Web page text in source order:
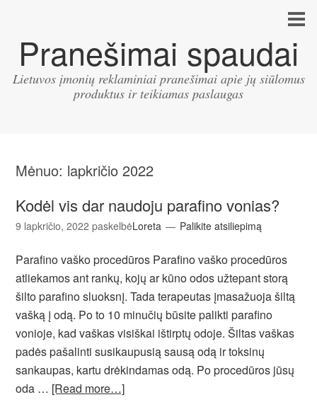
Pranešimai spaudai
Lietuvos įmonių reklaminiai pranešimai apie jų siūlomus
produktus ir teikiamas paslaugas
Mėnuo: lapkričio 2022
Kodėl vis dar naudoju parafino vonias?
9 lapkričio, 2022 paskelbėLoreta Palikite atsiliepimą
Parafino vaško procedūros Parafino vaško procedūros
atliekamos ant rankų, kojų ar kūno odos užtepant storą
šilto parafino sluoksnį. Tada terapeutas įmasažuoja šiltą
vašką į odą. Po to 10 minučių būsite palikti parafino
vonioje, kad vaškas visiškai ištirptų odoje. Šiltas vaškas
padės pašalinti susikaupusią sausą odą ir toksinų
sankaupas, kartu drėkindamas odą. Po procedūros jūsų
oda … [Read more…]